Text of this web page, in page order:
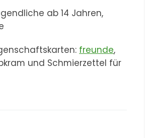
ab 14 Jahren,
freunde,
und Schmierzettel für